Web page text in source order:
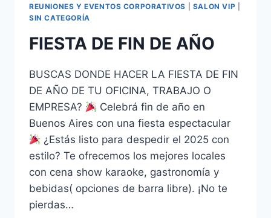
REUNIONES Y EVENTOS CORPORATIVOS SALON VIP
SIN CATEGORÍA
FIESTA DE FIN DE AÑO
BUSCAS DONDE HACER LA FIESTA DE FIN
DE AÑO DE TU OFICINA, TRABAJO O
EMPRESA?
Celebrá fin de año en
Buenos Aires con una fiesta espectacular
¿Estás listo para despedir el 2025 con
estilo? Te ofrecemos los mejores locales
con cena show karaoke, gastronomía y
bebidas( opciones de barra libre). ¡No te
pierdas…